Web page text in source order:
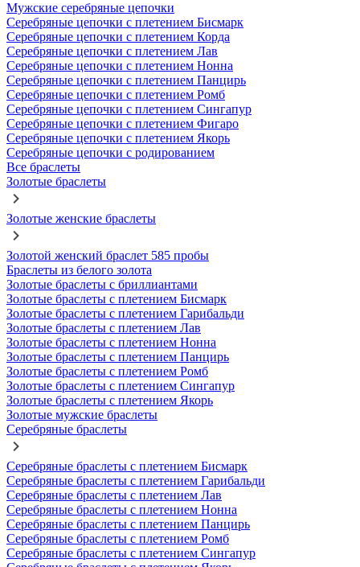
Мужские серебряные цепочки
Серебряные цепочки с плетением Бисмарк
Серебряные цепочки с плетением Корда
Серебряные цепочки с плетением Лав
Серебряные цепочки с плетением Нонна
Серебряные цепочки с плетением Панцирь
Серебряные цепочки с плетением Ромб
Серебряные цепочки с плетением Сингапур
Серебряные цепочки с плетением Фигаро
Серебряные цепочки с плетением Якорь
Серебряные цепочки с родированием
Все браслеты
Золотые браслеты
Золотые женские браслеты
Золотой женский браслет 585 пробы
Браслеты из белого золота
Золотые браслеты с бриллиантами
Золотые браслеты с плетением Бисмарк
Золотые браслеты с плетением Гарибальди
Золотые браслеты с плетением Лав
Золотые браслеты с плетением Нонна
Золотые браслеты с плетением Панцирь
Золотые браслеты с плетением Ромб
Золотые браслеты с плетением Сингапур
Золотые браслеты с плетением Якорь
Золотые мужские браслеты
Серебряные браслеты
Серебряные браслеты с плетением Бисмарк
Серебряные браслеты с плетением Гарибальди
Серебряные браслеты с плетением Лав
Серебряные браслеты с плетением Нонна
Серебряные браслеты с плетением Панцирь
Серебряные браслеты с плетением Ромб
Серебряные браслеты с плетением Сингапур